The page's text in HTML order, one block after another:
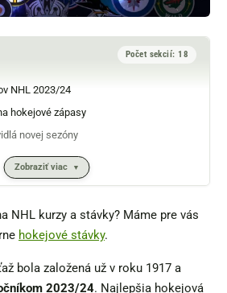
Počet sekcií: 18
NHL 2023/24
hokejové zápasy
novej sezóny
Zobraziť viac
NHL kurzy a stávky? Máme pre vás
hokejové stávky.
bola založená už v roku 1917 a
2023/24. Najlepšia hokejová